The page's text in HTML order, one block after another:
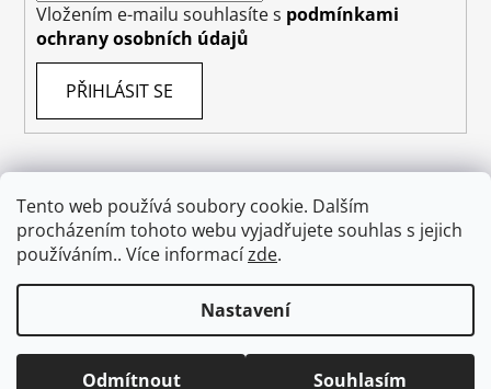
Tento web používá soubory cookie. Dalším
procházením tohoto webu vyjadřujete souhlas s jejich
používáním.. Více informacízde.
Nastavení
Odmítnout Souhlasím
Vložením e-mailu souhlasíte s podmínkami
ochrany osobních údajů
PŘIHLÁSIT SE
Obchodní podmínky Doprava Napište nám
Ochrana osobních údajů GDPR
Odstoupení od smlouvy
Vytvořil Shoptet